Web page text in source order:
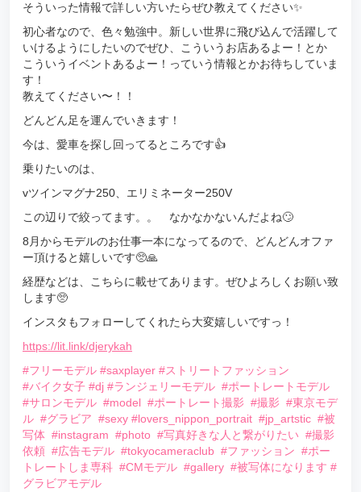
そういった情報で詳しい方いたらぜひ教えてください✨
初心者なので、色々勉強中。新しい世界に飛び込んで活躍して
いけるようにしたいのでぜひ、こういうお店あるよー！とか
こういうイベントあるよー！っていう情報とかお待ちしていま
す！
教えてください〜！！
どんどん足を運んでいきます！
今は、愛車を探し回ってるところです👍
乗りたいのは、
vツインマグナ250、エリミネーター250V
この辺りで絞ってます。。 なかなかないんだよね🙄
8月からモデルのお仕事一本になってるので、どんどんオファ
ー頂けると嬉しいです🥺🙏
経歴などは、こちらに載せてあります。ぜひよろしくお願い致
します🥺
インスタもフォローしてくれたら大変嬉しいですっ！
https://lit.link/djerykah
#フリーモデル #saxplayer #ストリートファッション
#バイク女子 #dj #ランジェリーモデル #ポートレートモデル
#サロンモデル #model #ポートレート撮影 #撮影 #東京モデ
ル #グラビア #sexy #lovers_nippon_portrait #jp_artstic #被
写体 #instagram #photo #写真好きな人と繋がりたい #撮影
依頼 #広告モデル #tokyocameraclub #ファッション #ポー
トレートしま専科 #CMモデル #gallery #被写体になります #
グラビアモデル